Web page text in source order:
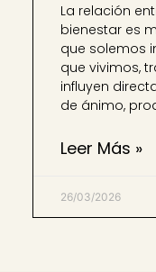
La relación
bienestar es
que solemos
que vivimos,
influyen
de ánimo,
Leer Más »
26/03/2026